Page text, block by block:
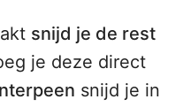
snijd je de rest
je deze direct
snijd je in